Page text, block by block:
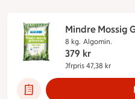
Mindre Mossig
8 kg. Algomin.
379 kr
Jfrpris 47,38 kr